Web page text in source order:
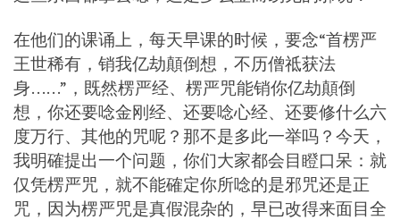
在他们的课诵上，每天早课的时候，要念“首楞严
王世稀有，销我亿劫顛倒想，不历僧祗获法
身……”，既然楞严经、楞严咒能销你亿劫顛倒
想，你还要唸金刚经、还要唸心经、还要修什么六
度万行、其他的咒呢？那不是多此一举吗？今天，
我明確提出一个问题，你们大家都会目瞪口呆：就
仅凭楞严咒，就不能確定你所唸的是邪咒还是正
咒，因为楞严咒是真假混杂的，早已改得来面目全